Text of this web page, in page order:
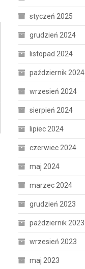
styczeń 2025
grudzień 2024
listopad 2024
październik 2024
wrzesień 2024
sierpień 2024
lipiec 2024
czerwiec 2024
maj 2024
marzec 2024
grudzień 2023
październik 2023
wrzesień 2023
maj 2023